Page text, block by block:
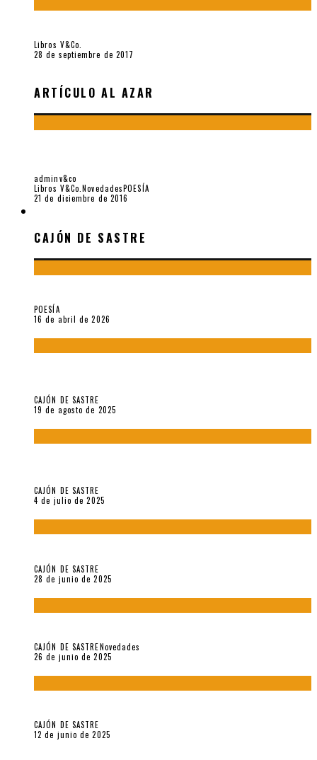
Libros V&Co.
28 de septiembre de 2017
ARTÍCULO AL AZAR
adminv&co
Libros V&Co.NovedadesPOESÍA
21 de diciembre de 2016
CAJÓN DE SASTRE
POESÍA
16 de abril de 2026
CAJÓN DE SASTRE
19 de agosto de 2025
CAJÓN DE SASTRE
4 de julio de 2025
CAJÓN DE SASTRE
28 de junio de 2025
CAJÓN DE SASTRENovedades
26 de junio de 2025
CAJÓN DE SASTRE
12 de junio de 2025